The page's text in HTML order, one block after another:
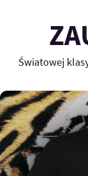
Światowej